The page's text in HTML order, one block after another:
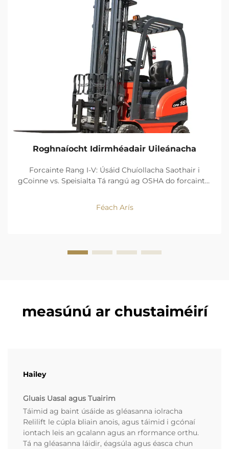
Roghnaíocht Idirmhéadair Uileánacha
Forcainte Rang I-V: Úsáid Chuíollacha Saothair i
gCoinne vs. Speisialta Tá rangú ag OSHA do forcaintí i
Coinneann na sochair a bhaineann le neodracht
ascaill, agus cruinneas bogadh Rang I (forcan
Féach Arís
measúnú ar chustaiméirí
Hailey
Gluais Uasal agus Tuairim
Táimid ag baint úsáide as gléasanna iolracha
Relilift le cúpla bliain anois, agus táimid i gcónaí
iontach leis an gcalann agus an rformance orthu.
Tá na gléasanna láidir, éagsúla agus éasca chun